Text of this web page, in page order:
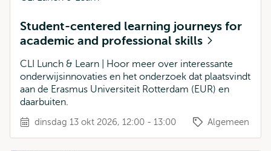
Student-centered learning journeys for
academic and professional skills
CLI Lunch & Learn | Hoor meer over interessante
onderwijsinnovaties en het onderzoek dat plaatsvindt
aan de Erasmus Universiteit Rotterdam (EUR) en
daarbuiten.
dinsdag 13 okt 2026, 12:00 - 13:00 Algemeen